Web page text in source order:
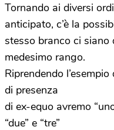
Tornando ai diversi
anticipato, c’è la
stesso branco ci siano
medesimo rango.
Riprendendo
di presenza
di ex-equo avremo
“due” e “tre”